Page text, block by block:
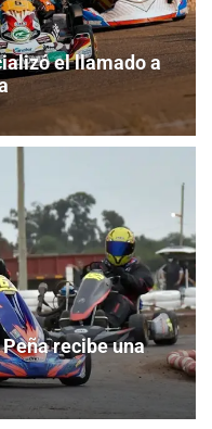
el llamado a
Peña recibe una